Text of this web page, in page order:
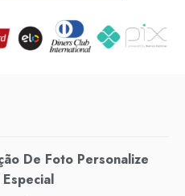
De Foto Personalize